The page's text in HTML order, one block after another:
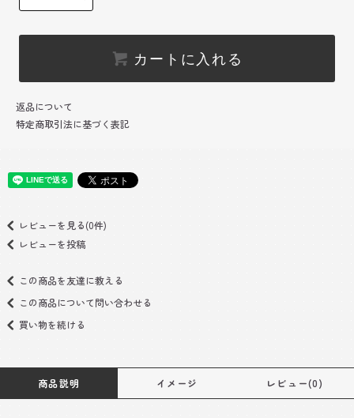
カートに入れる
返品について
特定商取引法に基づく表記
レビューを見る(0件)
レビューを投稿
この商品を友達に教える
この商品について問い合わせる
買い物を続ける
商品説明 イメージ レビュー(0)